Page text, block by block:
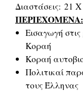
Διαστάσεις: 21 Χ
ΠΕΡΙΕΧΟΜΕΝΑ:
Εισαγωγή
Κοραή
Κοραή
Πολιτικαί
τους Έλληνας